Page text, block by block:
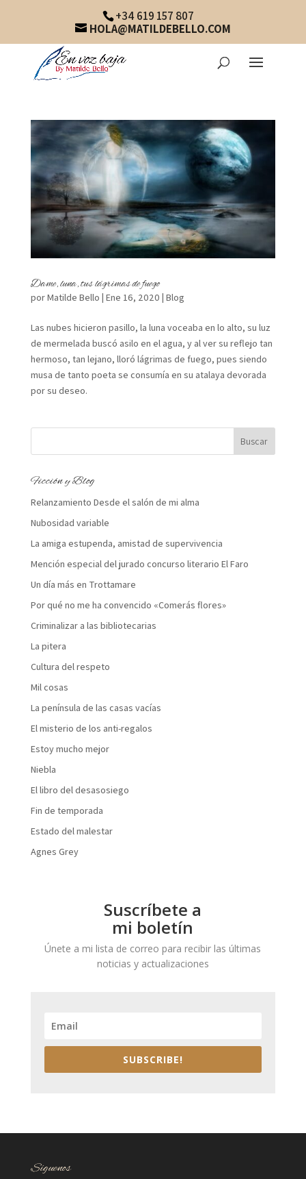
+34 619 157 807
HOLA@MATILDEBELLO.COM
Dame, luna, tus lágrimas de fuego
porMatilde Bello Ene 16, 2020 Blog
Las nubes hicieron pasillo, la luna voceaba en lo alto, su luz
de mermelada buscó asilo en el agua, y al ver su reflejo tan
hermoso, tan lejano, lloró lágrimas de fuego, pues siendo
musa de tanto poeta se consumía en su atalaya devorada
por su deseo.
Ficción y Blog
Relanzamiento Desde el salón de mi alma
Nubosidad variable
La amiga estupenda, amistad de supervivencia
Mención especial del jurado concurso literario El Faro
Un día más en Trottamare
Por qué no me ha convencido «Comerás flores»
Criminalizar a las bibliotecarias
La pitera
Cultura del respeto
Mil cosas
La península de las casas vacías
El misterio de los anti-regalos
Estoy mucho mejor
Niebla
El libro del desasosiego
Fin de temporada
Estado del malestar
Agnes Grey
Suscríbete a
mi boletín
Únete a mi lista de correo para recibir las últimas
noticias y actualizaciones
SUBSCRIBE!
Síguenos